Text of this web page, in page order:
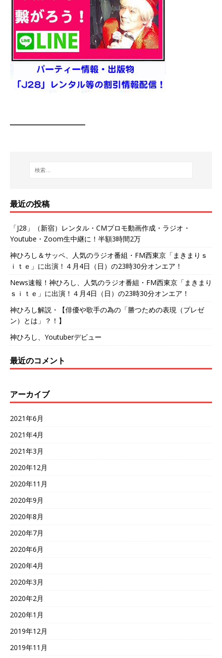
━━━━━━━━
最近の投稿
「J28」（新宿）レンタル・CMプロモ動画作成・ラジオ・
Youtube・Zoom生中継に！半額3時間2万
神ひろし＆サッペ、人気のラジオ番組・FM西東京「まきまりｓ
ｉｔｅ」に出演！４月4日（日）の23時30分オンエア！
News速報！神ひろし、人気のラジオ番組・FM西東京「まきまり
ｓｉｔｅ」に出演！４月4日（日）の23時30分オンエア！
神ひろし解説・【俳優や歌手の為の「勝つための表現（プレゼ
ン）とは」？！】
神ひろし、Youtuberデビュー
最近のコメント
アーカイブ
2021年6月
2021年4月
2021年3月
2020年12月
2020年11月
2020年9月
2020年8月
2020年7月
2020年6月
2020年4月
2020年3月
2020年2月
2020年1月
2019年12月
2019年11月